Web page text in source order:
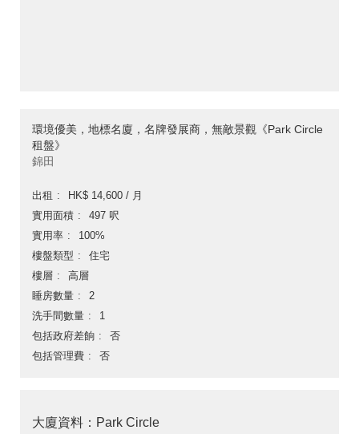
環境優美，地標名廈，名牌發展商，無敵景觀《Park Circle
租盤》
錦田
出租
HK$ 14,600 / 月
實用面積
497 呎
實用率
100%
樓盤類型
住宅
樓層
高層
睡房數量
2
洗手間數量
1
包括政府差餉
否
包括管理費
否
大廈資料：Park Circle